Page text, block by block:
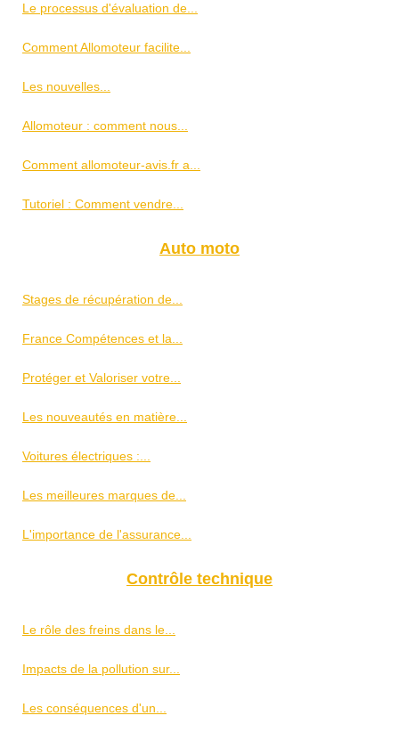
Le processus d'évaluation de...
Comment Allomoteur facilite...
Les nouvelles...
Allomoteur : comment nous...
Comment allomoteur-avis.fr a...
Tutoriel : Comment vendre...
Auto moto
Stages de récupération de...
France Compétences et la...
Protéger et Valoriser votre...
Les nouveautés en matière...
Voitures électriques :...
Les meilleures marques de...
L'importance de l'assurance...
Contrôle technique
Le rôle des freins dans le...
Impacts de la pollution sur...
Les conséquences d'un...